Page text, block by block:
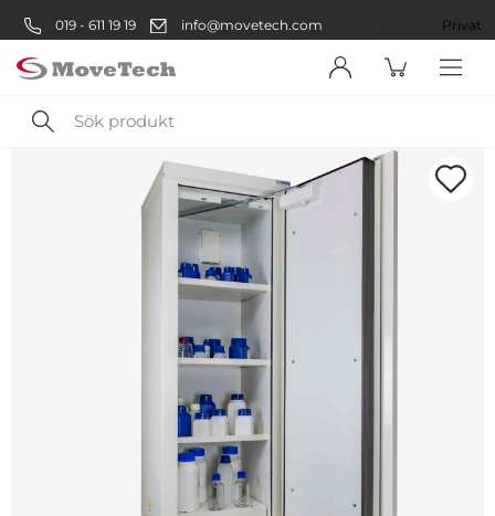
019 - 611 19 19 info@movetech.com Privat
Sök
produkt
Välkommen! Välj hur du vill
handla:
Företag
Privatperson